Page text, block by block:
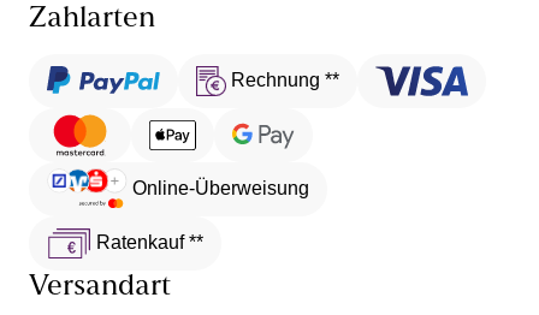
Zahlarten
Rechnung **
Online-Überweisung
Ratenkauf **
Versandart